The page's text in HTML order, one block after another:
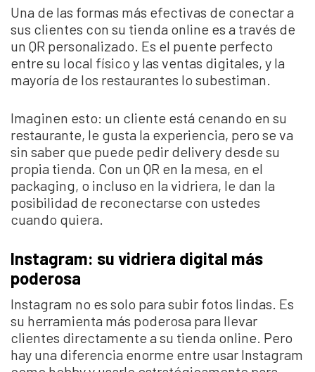
Una de las formas más efectivas de conectar a
sus clientes con su tienda online es a través de
un QR personalizado. Es el puente perfecto
entre su local físico y las ventas digitales, y la
mayoría de los restaurantes lo subestiman.
Imaginen esto: un cliente está cenando en su
restaurante, le gusta la experiencia, pero se va
sin saber que puede pedir delivery desde su
propia tienda. Con un QR en la mesa, en el
packaging, o incluso en la vidriera, le dan la
posibilidad de reconectarse con ustedes
cuando quiera.
Instagram: su vidriera digital más
poderosa
Instagram no es solo para subir fotos lindas. Es
su herramienta más poderosa para llevar
clientes directamente a su tienda online. Pero
hay una diferencia enorme entre usar Instagram